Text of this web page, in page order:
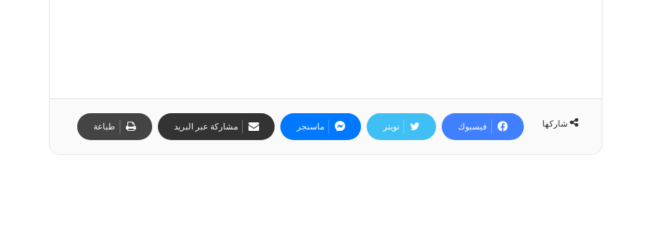
شاركها فيسبوك تويتر ماسنجر مشاركة عبر البريد طباعة